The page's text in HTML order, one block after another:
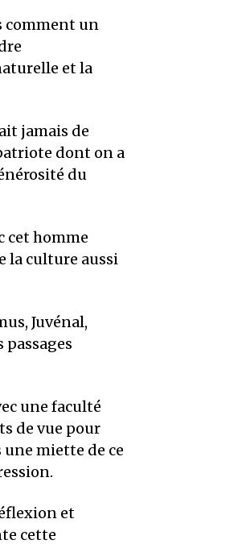
comment un
et la
jamais de
dont on a
du
cet homme
la culture aussi
Juvénal,
une faculté
de vue pour
miette de ce
et
cette